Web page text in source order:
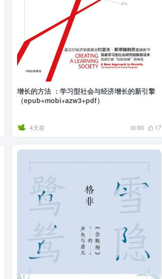
增长的方法 ：学习型社会与经济增长的新引擎
（epub+mobi+azw3+pdf）
4天前 90 17
|免密登录
登录